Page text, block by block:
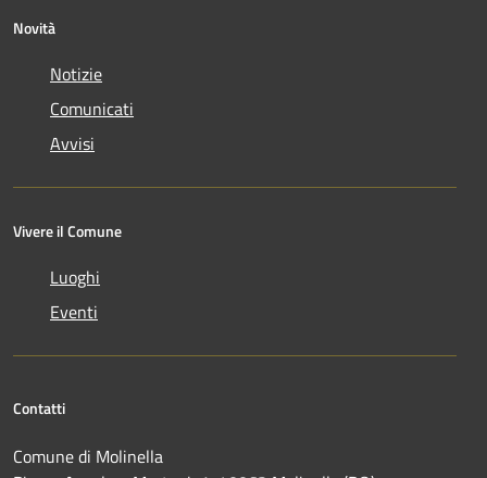
Novità
Notizie
Comunicati
Avvisi
Vivere il Comune
Luoghi
Eventi
Contatti
Comune di Molinella